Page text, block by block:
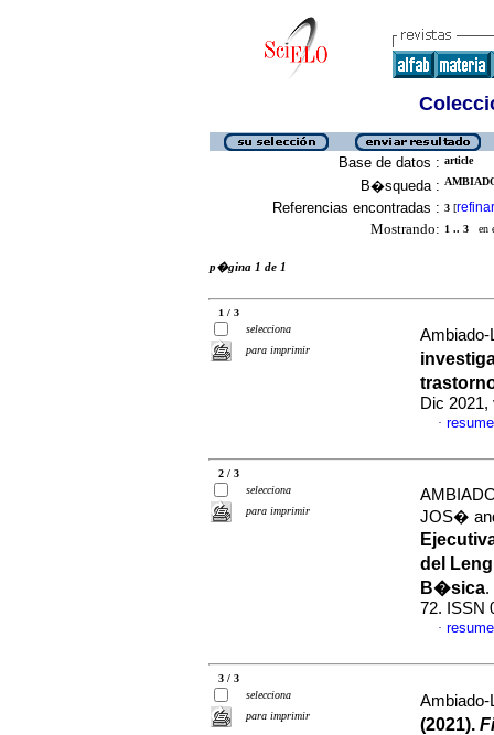
Base de datos : article
B�squeda :
Referencias encontradas : 3 [refinar
Mostrando: 1 .. 3 en
p�gina 1 de 1
1 / 3
selecciona
para imprimir
Dic 2021,
·
2 / 3
selecciona
para imprimir
JOS�
del
B�sica.
72. ISSN
·
3 / 3
selecciona
para imprimir
(2021).